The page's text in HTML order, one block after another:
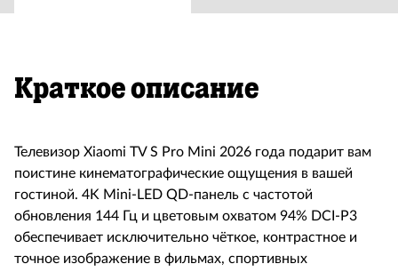
Краткое описание
Телевизор Xiaomi TV S Pro Mini 2026 года подарит вам
поистине кинематографические ощущения в вашей
гостиной. 4K Mini-LED QD-панель с частотой
обновления 144 Гц и цветовым охватом 94% DCI-P3
обеспечивает исключительно чёткое, контрастное и
точное изображение в фильмах, спортивных